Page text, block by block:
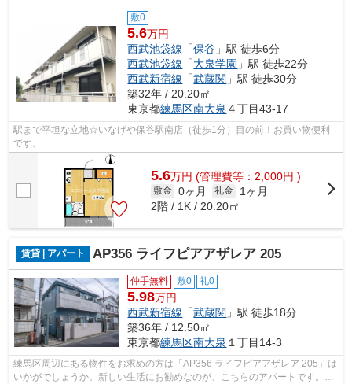
敷0
5.6万円
西武池袋線 「保谷 」駅 徒歩6分
西武池袋線 「大泉学園 」駅 徒歩22分
西武新宿線 「武蔵関 」駅 徒歩30分
築32年 / 20.20㎡
東京都練馬区南大泉 ４丁目43-17
駅まで平坦な立地☆いなげや保谷駅南店（徒歩1分）目の前！お買い物便利
です。
5.6万円 (管理費等：2,000円 )
敷金 0ヶ月 礼金
1ヶ月
2階 / 1K / 20.20㎡
賃貸 | アパート AP356 ライフピアアザレア 205
仲手無料 敷0 礼0
5.98万円
西武新宿線 「武蔵関 」駅 徒歩18分
築36年 / 12.50㎡
東京都練馬区南大泉 １丁目14-3
練馬区周辺にある物件をお求めの方は「AP356 ライフピアアザレア 205」は
いかがでしょうか。新しい生活にお勧めなのが、こちらのアパートです。武